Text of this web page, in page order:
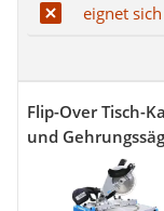
eignet
Flip-Over Tisch-
und